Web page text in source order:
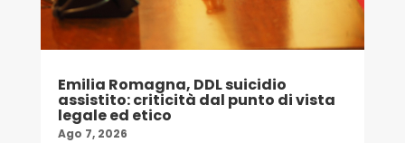
Emilia Romagna, DDL suicidio
assistito: criticità dal punto di vista
legale ed etico
Ago 7, 2026